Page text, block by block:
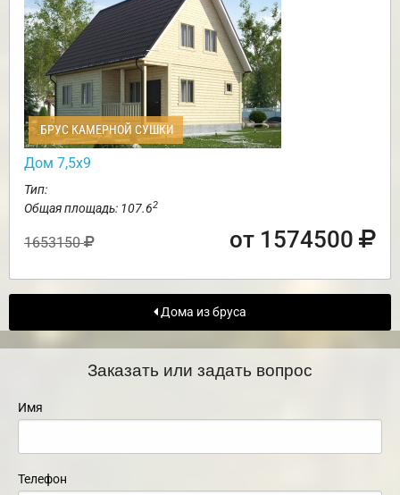
БРУС КАМЕРНОЙ СУШКИ
Дом 7,5х9
Тип:
Общая площадь: 107.62
1653150 от 1574500
Дома из бруса
Заказать или задать вопрос
Имя
Телефон